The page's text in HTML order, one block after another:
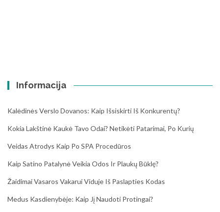
Informacija
Kalėdinės Verslo Dovanos: Kaip Išsiskirti Iš Konkurentų?
Kokia Lakštinė Kaukė Tavo Odai? Netikėti Patarimai, Po Kurių
Veidas Atrodys Kaip Po SPA Procedūros
Kaip Satino Patalynė Veikia Odos Ir Plaukų Būklę?
Žaidimai Vasaros Vakarui Viduje Iš Paslapties Kodas
Medus Kasdienybėje: Kaip Jį Naudoti Protingai?